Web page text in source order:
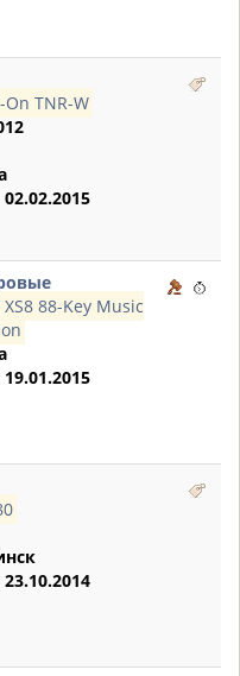
TNR-W
02.02.2015
88-Key Music
19.01.2015
23.10.2014